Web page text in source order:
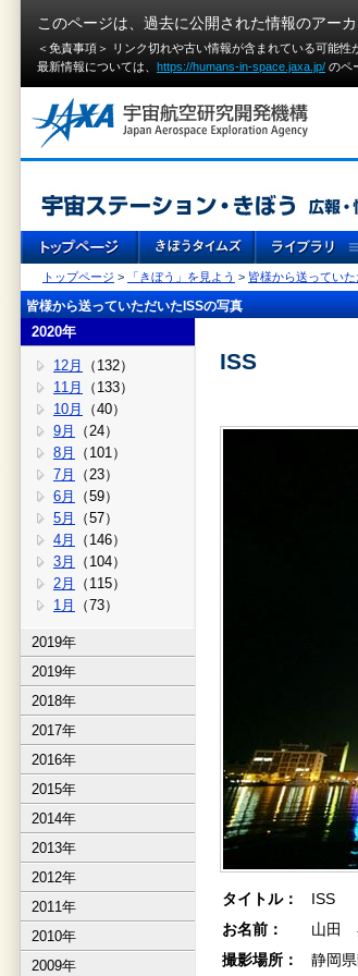
このページは、過去に公開された情報のアーカ
＜免責事項＞ リンク切れや古い情報が含まれている可能
最新情報については、 https://humans-in-space.jaxa.jp/ のペ
トップページ > 「きぼう」を見よう > 皆様から送ってい
皆様から送っていただいたISSの写真
2020年
12月
（132）
11月
（133）
10月
（40）
9月
（24）
8月
（101）
7月
（23）
6月
（59）
5月
（57）
4月
（146）
3月
（104）
2月
（115）
1月
（73）
2019年
2019年
2018年
2017年
2016年
2015年
2014年
2013年
2012年
2011年
2010年
2009年
ISS
タイトル：
ISS
お名前：
山田
撮影場所：
静岡